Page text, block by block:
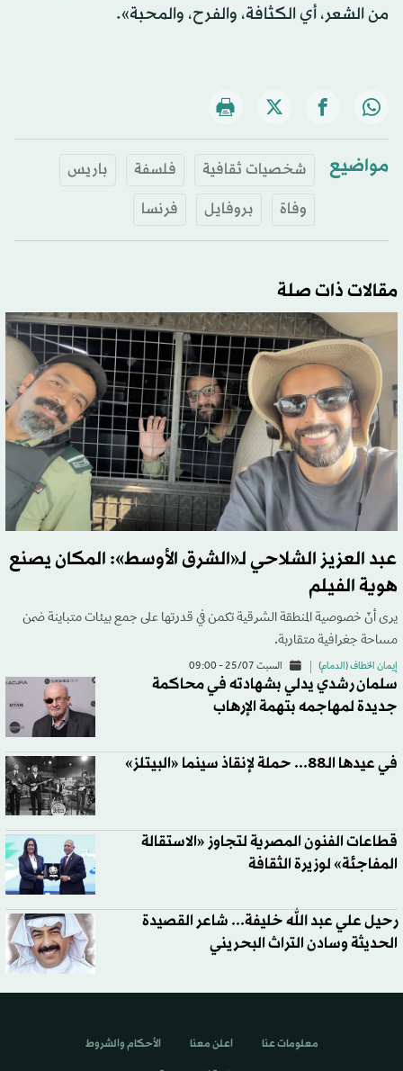
من الشعر، أي الكثافة، والفرح، والمحبة».
مواضيع شخصيات ثقافية فلسفة
باريس
وفاة
بروفايل فرنسا
مقالات ذات صلة
عبد العزيز الشلاحي لـ«الشرق الأوسط»: المكان يصنع
هوية الفيلم
يرى أنّ خصوصية المنطقة الشرقية تكمن في قدرتها على جمع بيئات متباينة ضمن
مساحة جغرافية متقاربة.
إيمان الخطاف (الدمام) السبت 25/07 - 09:00
سلمان رشدي يدلي بشهادته في محاكمة
جديدة لمهاجمه بتهمة الإرهاب
في عيدها الـ88... حملة لإنقاذ سينما «البيتلز»
قطاعات الفنون المصرية لتجاوز «الاستقالة
المفاجئة» لوزيرة الثقافة
رحيل علي عبد الله خليفة... شاعر القصيدة
الحديثة وسادن التراث البحريني
معلومات عنا اعلن معنا الأحكام والشروط